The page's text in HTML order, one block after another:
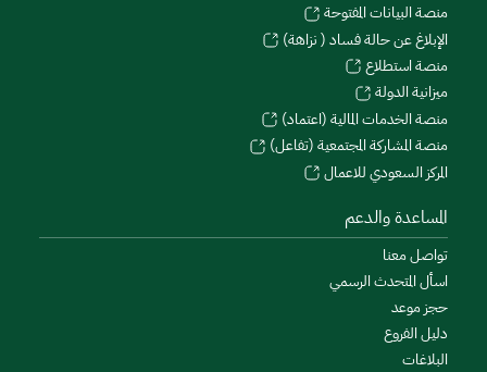
منصة البيانات المفتوحة
الإبلاغ عن حالة فساد ( نزاهة)
منصة استطلاع
ميزانية الدولة
منصة الخدمات المالية (اعتماد)
منصة المشاركة المجتمعية (تفاعل)
المركز السعودي للاعمال
المساعدة والدعم
تواصل معنا
اسأل المتحدث الرسمي
حجز موعد
دليل الفروع
البلاغات